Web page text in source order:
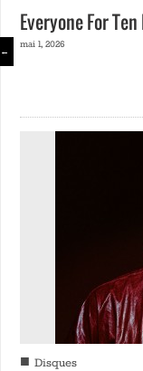
←
Everyone For
mai 1, 2026
■ Disques